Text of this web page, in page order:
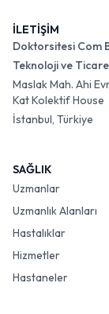
İLETİŞİM
Doktorsitesi Com
Teknoloji ve
Maslak Mah. Ahi
Kat Kolektif House
İstanbul, Türkiye
SAĞLIK
Uzmanlar
Uzmanlık Alanları
Hastalıklar
Hizmetler
Hastaneler